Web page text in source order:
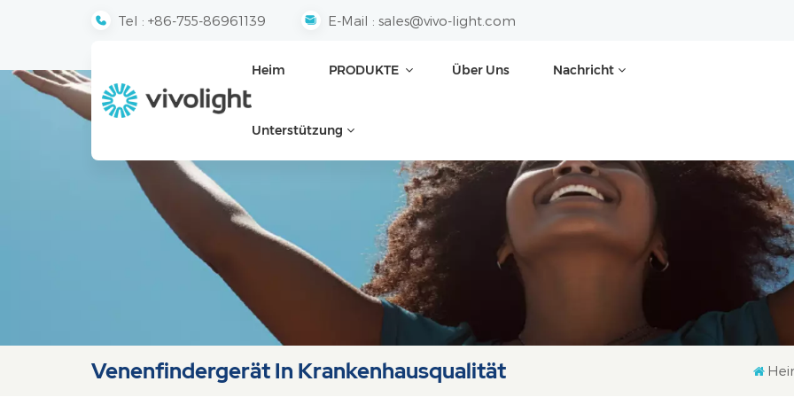
Tel : +86-755-86961139 E-Mail : sales@vivo-light.com
Heim PRODUKTE Über Uns Nachricht
Unterstützung
Venenfindergerät In Krankenhausqualität